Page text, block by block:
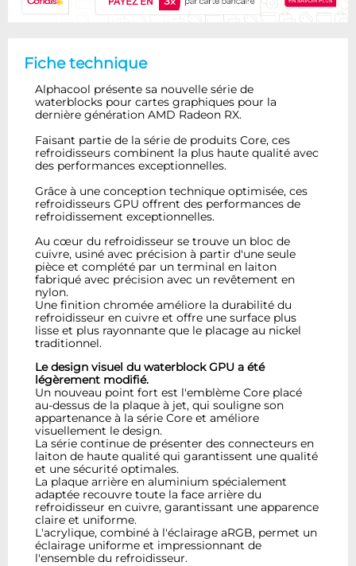
Fiche technique
Alphacool présente sa nouvelle série de
waterblocks pour cartes graphiques pour la
dernière génération AMD Radeon RX.
Faisant partie de la série de produits Core, ces
refroidisseurs combinent la plus haute qualité avec
des performances exceptionnelles.
Grâce à une conception technique optimisée, ces
refroidisseurs GPU offrent des performances de
refroidissement exceptionnelles.
Au cœur du refroidisseur se trouve un bloc de
cuivre, usiné avec précision à partir d'une seule
pièce et complété par un terminal en laiton
fabriqué avec précision avec un revêtement en
nylon.
Une finition chromée améliore la durabilité du
refroidisseur en cuivre et offre une surface plus
lisse et plus rayonnante que le placage au nickel
traditionnel.
Le design visuel du waterblock GPU a été
légèrement modifié.
Un nouveau point fort est l'emblème Core placé
au-dessus de la plaque à jet, qui souligne son
appartenance à la série Core et améliore
visuellement le design.
La série continue de présenter des connecteurs en
laiton de haute qualité qui garantissent une qualité
et une sécurité optimales.
La plaque arrière en aluminium spécialement
adaptée recouvre toute la face arrière du
refroidisseur en cuivre, garantissant une apparence
claire et uniforme.
L'acrylique, combiné à l'éclairage aRGB, permet un
éclairage uniforme et impressionnant de
l'ensemble du refroidisseur.